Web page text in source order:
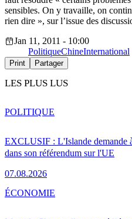
sensibles. On y travaille, on
rien dire », sur l’issue des
Jan 11, 2011 - 10:00
PolitiqueChineInternational
Print Partager
LES PLUS LUS
EXCLUSIF : L'Islande demande
dans son référendum sur l'UE
07.08.2026
POLITIQUE
ÉCONOMIE